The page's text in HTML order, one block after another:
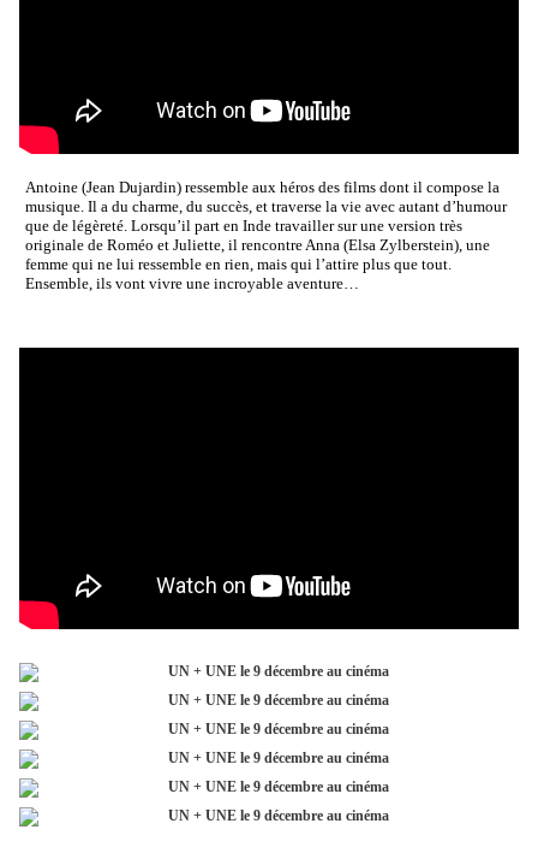
Antoine (Jean Dujardin) ressemble aux héros des films dont il compose la
musique. Il a du charme, du succès, et traverse la vie avec autant d’humour
que de légèreté. Lorsqu’il part en Inde travailler sur une version très
originale de Roméo et Juliette, il rencontre Anna (Elsa Zylberstein), une
femme qui ne lui ressemble en rien, mais qui l’attire plus que tout.
Ensemble, ils vont vivre une incroyable aventure…